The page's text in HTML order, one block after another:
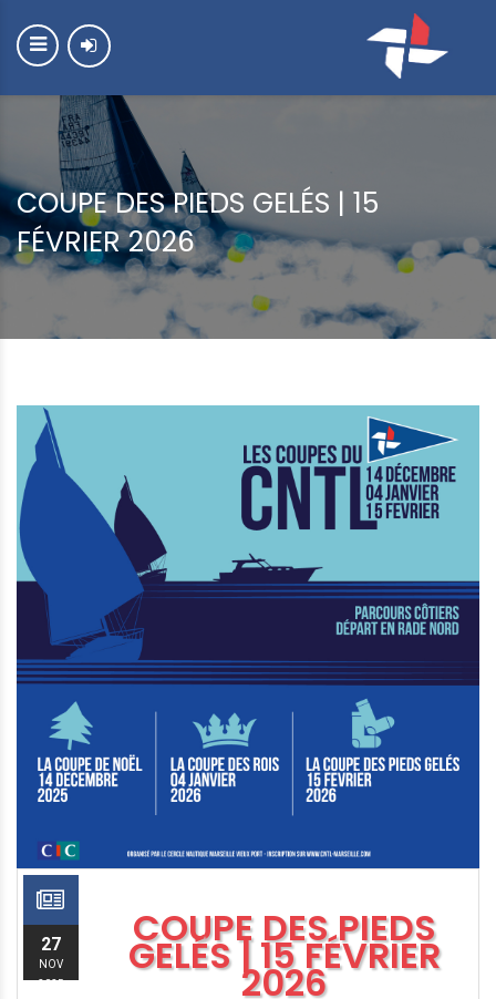
COUPE DES PIEDS GELÉS | 15
FÉVRIER 2026
27
NOV
2025
COUPE DES PIEDS
GELÉS | 15 FÉVRIER
2026